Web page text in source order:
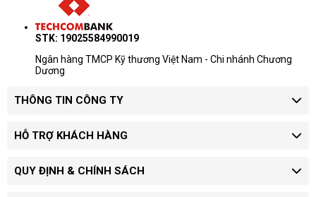
STK: 19025584990019
Ngân hàng TMCP Kỹ thương Việt Nam - Chi nhánh Chương
Dương
THÔNG TIN CÔNG TY
HỖ TRỢ KHÁCH HÀNG
QUY ĐỊNH & CHÍNH SÁCH